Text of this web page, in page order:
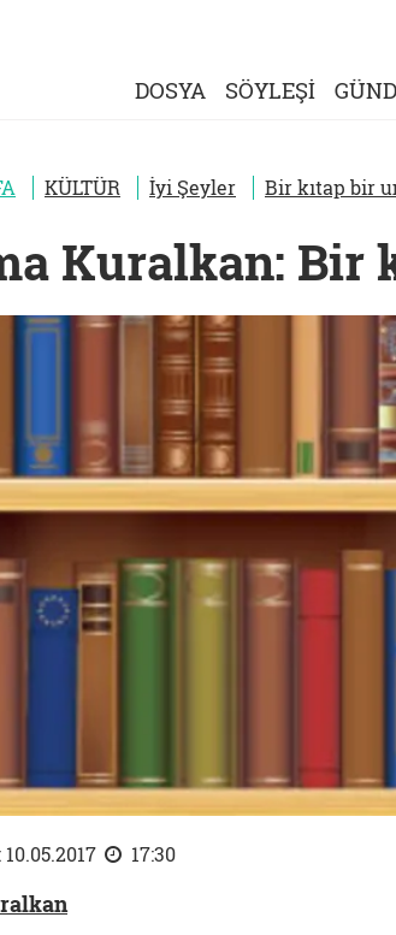
DOSYA SÖYLEŞİ
KÜLTÜR İyi Şeyler Bir kıtap bir
Kuralkan: Bir
17:30